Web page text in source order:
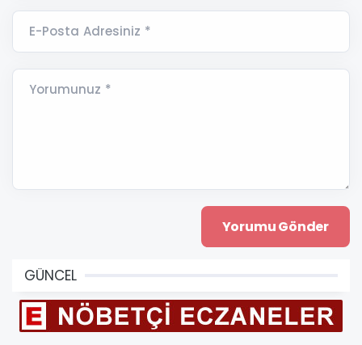
E-Posta Adresiniz *
Yorumunuz *
GÜNCEL